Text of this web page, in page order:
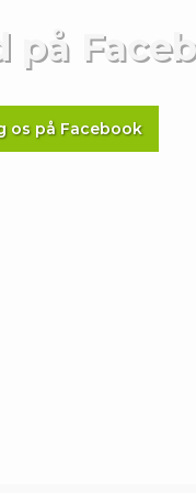
​på
os på Facebook​